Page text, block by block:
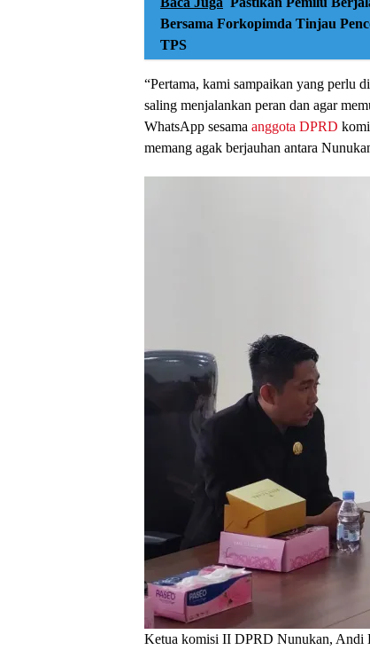
Bersama Forkopimda Tinjau
TPS
“Pertama, kami sampaikan yang perlu
saling menjalankan peran dan agar
WhatsApp sesama anggota DPRD
memang agak berjauhan antara
Ketua komisi II DPRD Nunukan, Andi